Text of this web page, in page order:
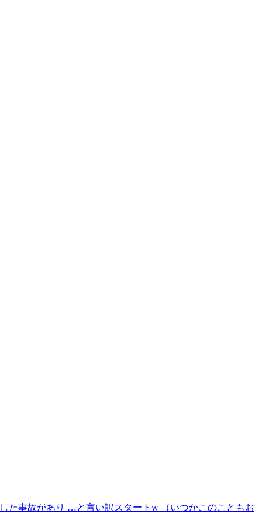
た事故があり …と言い訳スタートw （いつかこのこともお